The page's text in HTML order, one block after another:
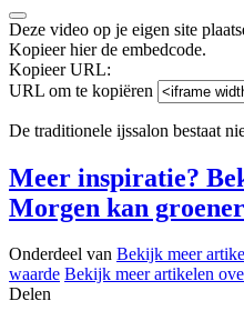
Deze video op je eigen site
Kopieer hier de embedcode.
Kopieer URL:
URL om te kopiëren
De traditionele ijssalon bestaat
Meer inspiratie?
Morgen kan groener
Onderdeel van Bekijk meer
waarde Bekijk meer artikelen
Delen